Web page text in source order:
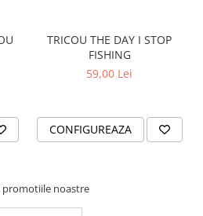
DE
TRICOU THE DAY I STOP
FISHING
59,00 Lei
CONFIGUREAZA
promotiile noastre